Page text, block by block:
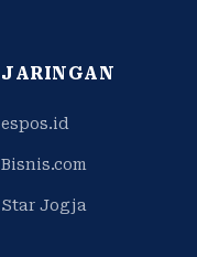
JARINGAN
espos.id
Bisnis.com
Star Jogja